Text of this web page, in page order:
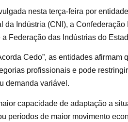
nesta terça-feira por
Indústria (CNI), a
Federação das Indústrias do
Cedo”, as entidades afirmam
profissionais e pode
demanda variável.
capacidade de adaptação a
períodos de maior movimento